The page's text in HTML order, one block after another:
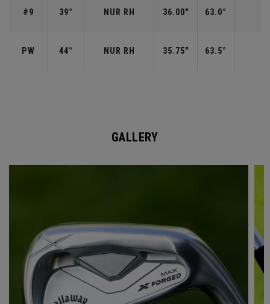
#9 39° NUR RH 36.00" 63.0°
PW 44° NUR RH 35.75" 63.5°
GALLERY